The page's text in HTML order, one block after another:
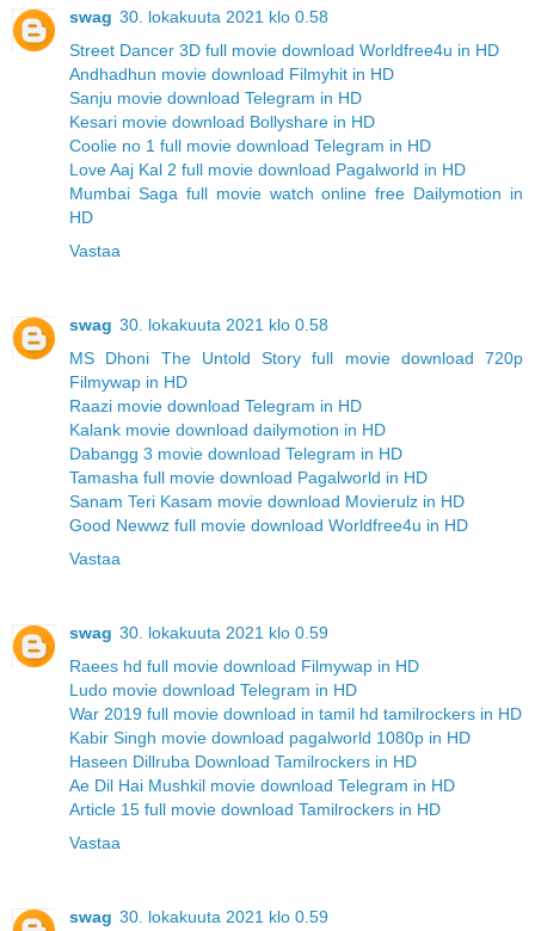
swag 30. lokakuuta 2021 klo 0.58
Street Dancer 3D full movie download Worldfree4u in HD
Andhadhun movie download Filmyhit in HD
Sanju movie download Telegram in HD
Kesari movie download Bollyshare in HD
Coolie no 1 full movie download Telegram in HD
Love Aaj Kal 2 full movie download Pagalworld in HD
Mumbai Saga full movie watch online free Dailymotion in
HD
Vastaa
swag 30. lokakuuta 2021 klo 0.58
MS Dhoni The Untold Story full movie download 720p
Filmywap in HD
Raazi movie download Telegram in HD
Kalank movie download dailymotion in HD
Dabangg 3 movie download Telegram in HD
Tamasha full movie download Pagalworld in HD
Sanam Teri Kasam movie download Movierulz in HD
Good Newwz full movie download Worldfree4u in HD
Vastaa
swag 30. lokakuuta 2021 klo 0.59
Raees hd full movie download Filmywap in HD
Ludo movie download Telegram in HD
War 2019 full movie download in tamil hd tamilrockers in HD
Kabir Singh movie download pagalworld 1080p in HD
Haseen Dillruba Download Tamilrockers in HD
Ae Dil Hai Mushkil movie download Telegram in HD
Article 15 full movie download Tamilrockers in HD
Vastaa
swag 30. lokakuuta 2021 klo 0.59